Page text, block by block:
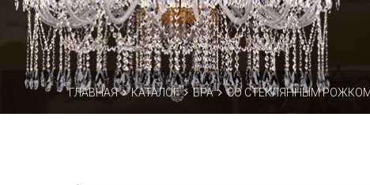
ГЛАВНАЯ КАТАЛОГ БРА СО СТЕКЛЯННЫМ